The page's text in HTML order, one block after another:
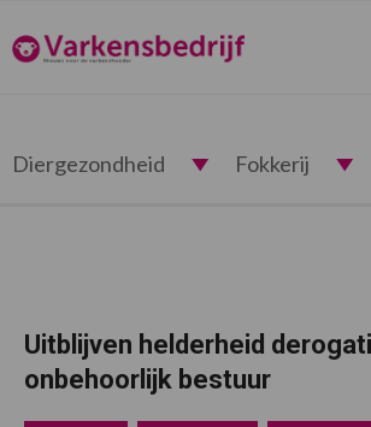
de
hoofdnavigatie
de
hoofd
de
eerste
de
voettekst
Varkensbedrijf.nl
Diergezondheid Fokkerij
Uitblijven helderheid
onbehoorlijk bestuur